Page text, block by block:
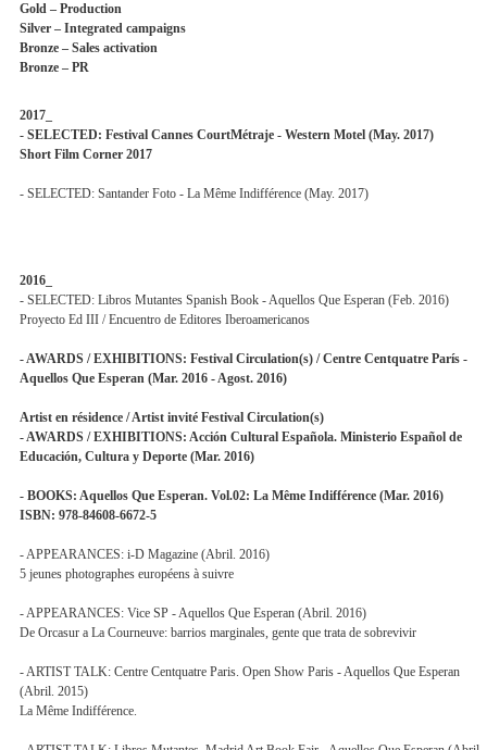
Gold – Production
Silver – Integrated campaigns
Bronze – Sales activation
Bronze – PR
2017_
- SELECTED: Festival Cannes CourtMétraje - Western Motel (May. 2017)
Short Film Corner 2017
- SELECTED: Santander Foto - La Même Indifférence (May. 2017)
2016_
- SELECTED: Libros Mutantes Spanish Book - Aquellos Que Esperan (Feb. 2016)
Proyecto Ed III / Encuentro de Editores Iberoamericanos
- AWARDS / EXHIBITIONS: Festival Circulation(s) / Centre Centquatre París -
Aquellos Que Esperan (Mar. 2016 - Agost. 2016)
Artist en résidence / Artist invité Festival Circulation(s)
- AWARDS / EXHIBITIONS: Acción Cultural Española. Ministerio Español de
Educación, Cultura y Deporte (Mar. 2016)
- BOOKS: Aquellos Que Esperan. Vol.02: La Même Indifférence (Mar. 2016)
ISBN: 978-84608-6672-5
- APPEARANCES: i-D Magazine (Abril. 2016)
5 jeunes photographes européens à suivre
- APPEARANCES: Vice SP - Aquellos Que Esperan (Abril. 2016)
De Orcasur a La Courneuve: barrios marginales, gente que trata de sobrevivir
- ARTIST TALK: Centre Centquatre Paris. Open Show Paris - Aquellos Que Esperan
(Abril. 2015)
La Même Indifférence.